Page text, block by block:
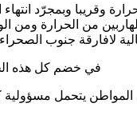
وقريبا وبمجرّد
من الحرارة
لافارقة جنوب
في خضم كل هذه